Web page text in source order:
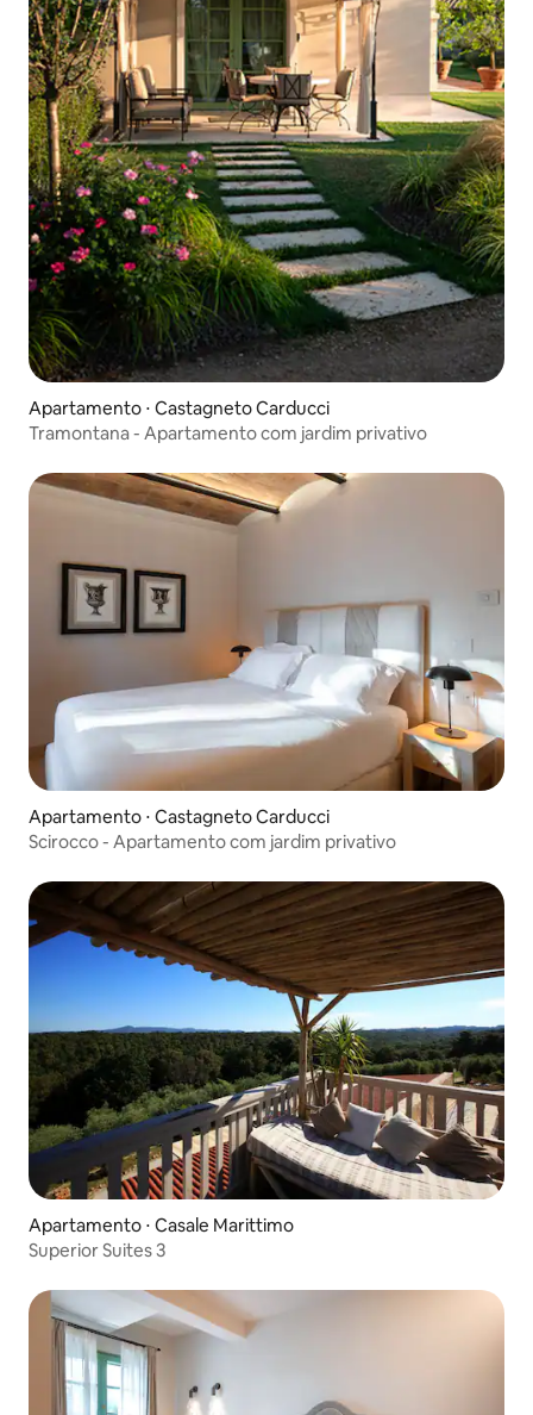
Apartamento ⋅ Castagneto Carducci
Tramontana - Apartamento com jardim privativo
Apartamento ⋅ Castagneto Carducci
Scirocco - Apartamento com jardim privativo
Apartamento ⋅ Casale Marittimo
Superior Suites 3